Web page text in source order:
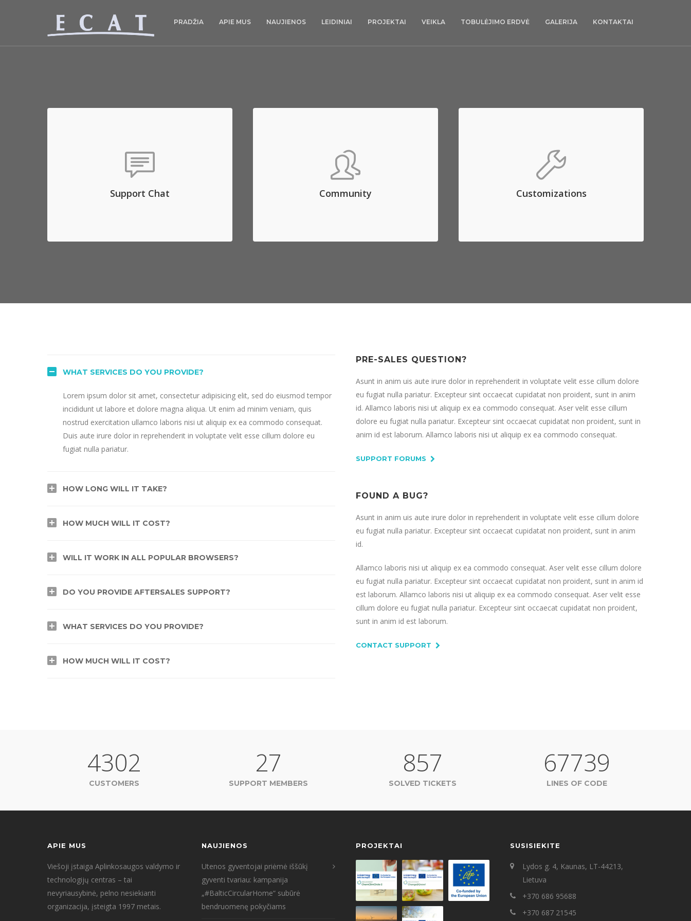
PRADŽIA APIE MUS NAUJIENOS LEIDINIAI PROJEKTAI VEIKLA TOBULĖJIMO ERDVĖ GALERIJA KONTAKTAI
Support Chat
Aenean commodo ligula eget dolor. Aenean
massa. Lorem ipsum dolor sit amet, consec
Community
Aenean commodo ligula eget dolor. Aenean
massa. Lorem ipsum dolor sit amet, consec
Customizations
Aenean commodo ligula eget dolor. Aenean
massa. Lorem ipsum dolor sit amet, consec
WHAT SERVICES DO YOU PROVIDE?
Lorem ipsum dolor sit amet, consectetur adipisicing elit, sed do eiusmod tempor
incididunt ut labore et dolore magna aliqua. Ut enim ad minim veniam, quis
nostrud exercitation ullamco laboris nisi ut aliquip ex ea commodo consequat.
Duis aute irure dolor in reprehenderit in voluptate velit esse cillum dolore eu
fugiat nulla pariatur.
HOW LONG WILL IT TAKE?
HOW MUCH WILL IT COST?
WILL IT WORK IN ALL POPULAR BROWSERS?
DO YOU PROVIDE AFTERSALES SUPPORT?
WHAT SERVICES DO YOU PROVIDE?
HOW MUCH WILL IT COST?
PRE-SALES QUESTION?
Asunt in anim uis aute irure dolor in reprehenderit in voluptate velit esse cillum dolore
eu fugiat nulla pariatur. Excepteur sint occaecat cupidatat non proident, sunt in anim
id. Allamco laboris nisi ut aliquip ex ea commodo consequat. Aser velit esse cillum
dolore eu fugiat nulla pariatur. Excepteur sint occaecat cupidatat non proident, sunt in
anim id est laborum. Allamco laboris nisi ut aliquip ex ea commodo consequat.
SUPPORT FORUMS
FOUND A BUG?
Asunt in anim uis aute irure dolor in reprehenderit in voluptate velit esse cillum dolore
eu fugiat nulla pariatur. Excepteur sint occaecat cupidatat non proident, sunt in anim
id.
Allamco laboris nisi ut aliquip ex ea commodo consequat. Aser velit esse cillum dolore
eu fugiat nulla pariatur. Excepteur sint occaecat cupidatat non proident, sunt in anim id
est laborum. Allamco laboris nisi ut aliquip ex ea commodo consequat. Aser velit esse
cillum dolore eu fugiat nulla pariatur. Excepteur sint occaecat cupidatat non proident,
sunt in anim id est laborum.
CONTACT SUPPORT
4302
CUSTOMERS
27
SUPPORT MEMBERS
857
SOLVED TICKETS
67739
LINES OF CODE
APIE MUS
Viešoji įstaiga Aplinkosaugos valdymo ir
technologijų centras – tai
nevyriausybinė, pelno nesiekianti
organizacija, įsteigta 1997 metais.
NAUJIENOS
Utenos gyventojai priėmė iššūkį
gyventi tvariau: kampanija
„#BalticCircularHome“ subūrė
bendruomenę pokyčiams
PROJEKTAI SUSISIEKITE
Lydos g. 4, Kaunas, LT-44213,
Lietuva
+370 686 95688
+370 687 21545